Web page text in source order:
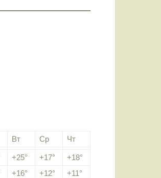
Вт Ср Чт
+25° +17° +18°
+16° +12° +11°